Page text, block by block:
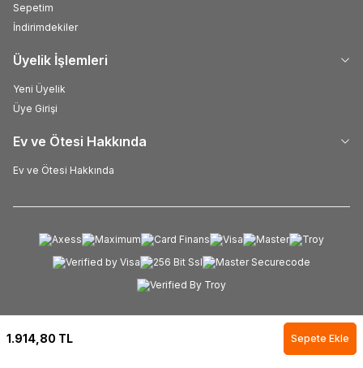
1.914,80 TL Sepete Ekle
Sepetim
İndirimdekiler
Üyelik İşlemleri
Yeni Üyelik
Üye Girişi
Ev ve Ötesi Hakkında
Ev ve Ötesi Hakkında